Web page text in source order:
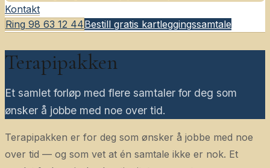
Kontakt
Ring 98 63 12 44Bestill gratis kartleggingssamtale
Terapipakken
Et samlet forløp med flere samtaler for deg som
ønsker å jobbe med noe over tid.
Terapipakken er for deg som ønsker å jobbe med noe
over tid — og som vet at én samtale ikke er nok. Et